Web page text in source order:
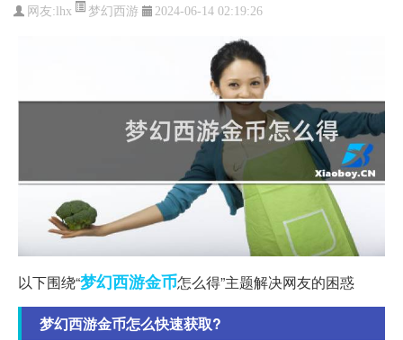
网友: lhx 梦幻西游 2024-06-14 02:19:26
以下围绕“梦幻西游金币怎么得”主题解决网友的困惑
梦幻西游金币怎么快速获取?